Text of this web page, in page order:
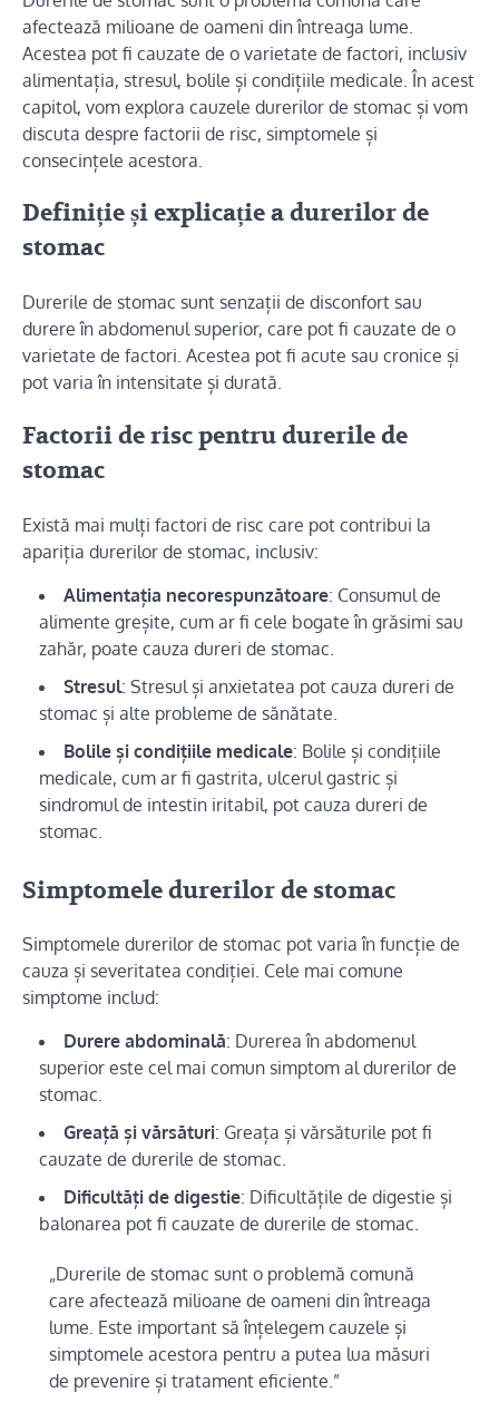
afectează milioane de oameni din întreaga lume.
Acestea pot fi cauzate de o varietate de factori, inclusiv
alimentația, stresul, bolile și condițiile medicale. În acest
capitol, vom explora cauzele durerilor de stomac și vom
discuta despre factorii de risc, simptomele și
consecințele acestora.
Definiție și explicație a durerilor de
stomac
Durerile de stomac sunt senzații de disconfort sau
durere în abdomenul superior, care pot fi cauzate de o
varietate de factori. Acestea pot fi acute sau cronice și
pot varia în intensitate și durată.
Factorii de risc pentru durerile de
stomac
Există mai mulți factori de risc care pot contribui la
apariția durerilor de stomac, inclusiv:
Alimentația necorespunzătoare: Consumul de
alimente greșite, cum ar fi cele bogate în grăsimi sau
zahăr, poate cauza dureri de stomac.
Stresul: Stresul și anxietatea pot cauza dureri de
stomac și alte probleme de sănătate.
Bolile și condițiile medicale: Bolile și condițiile
medicale, cum ar fi gastrita, ulcerul gastric și
sindromul de intestin iritabil, pot cauza dureri de
stomac.
Simptomele durerilor de stomac
Simptomele durerilor de stomac pot varia în funcție de
cauza și severitatea condiției. Cele mai comune
simptome includ:
Durere abdominală: Durerea în abdomenul
superior este cel mai comun simptom al durerilor de
stomac.
Greață și vărsături: Greața și vărsăturile pot fi
cauzate de durerile de stomac.
Dificultăți de digestie: Dificultățile de digestie și
balonarea pot fi cauzate de durerile de stomac.
„Durerile de stomac sunt o problemă comună
care afectează milioane de oameni din întreaga
lume. Este important să înțelegem cauzele și
simptomele acestora pentru a putea lua măsuri
de prevenire și tratament eficiente.”